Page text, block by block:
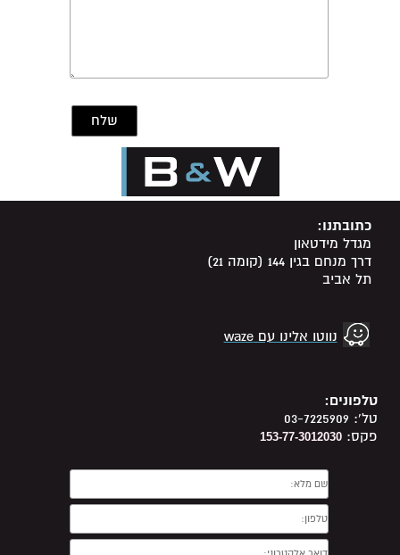
כתובתנו:
מגדל מידטאון
דרך מנחם בגין 144 (קומה 21)
תל אביב
נווטו אלינו עם waze
טלפונים:
טל': 03-7225909
פקס:153-77-3012030